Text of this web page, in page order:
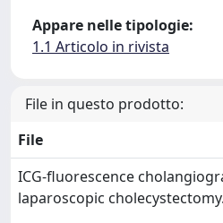
Appare nelle tipologie:
1.1 Articolo in rivista
File in questo prodotto:
File
ICG-fluorescence
laparoscopic